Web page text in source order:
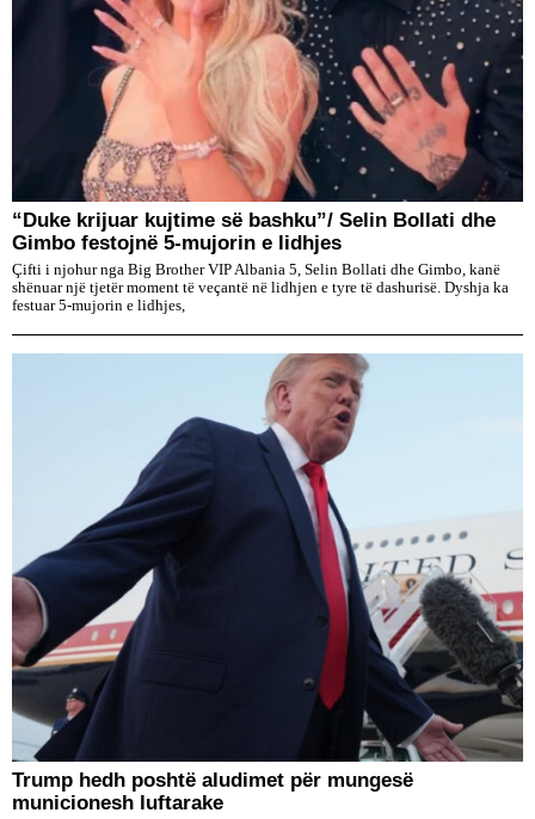
“Duke krijuar kujtime së bashku”/ Selin Bollati dhe
Gimbo festojnë 5-mujorin e lidhjes
Çifti i njohur nga Big Brother VIP Albania 5, Selin Bollati dhe Gimbo, kanë
shënuar një tjetër moment të veçantë në lidhjen e tyre të dashurisë. Dyshja ka
festuar 5-mujorin e lidhjes,
Trump hedh poshtë aludimet për mungesë
municionesh luftarake